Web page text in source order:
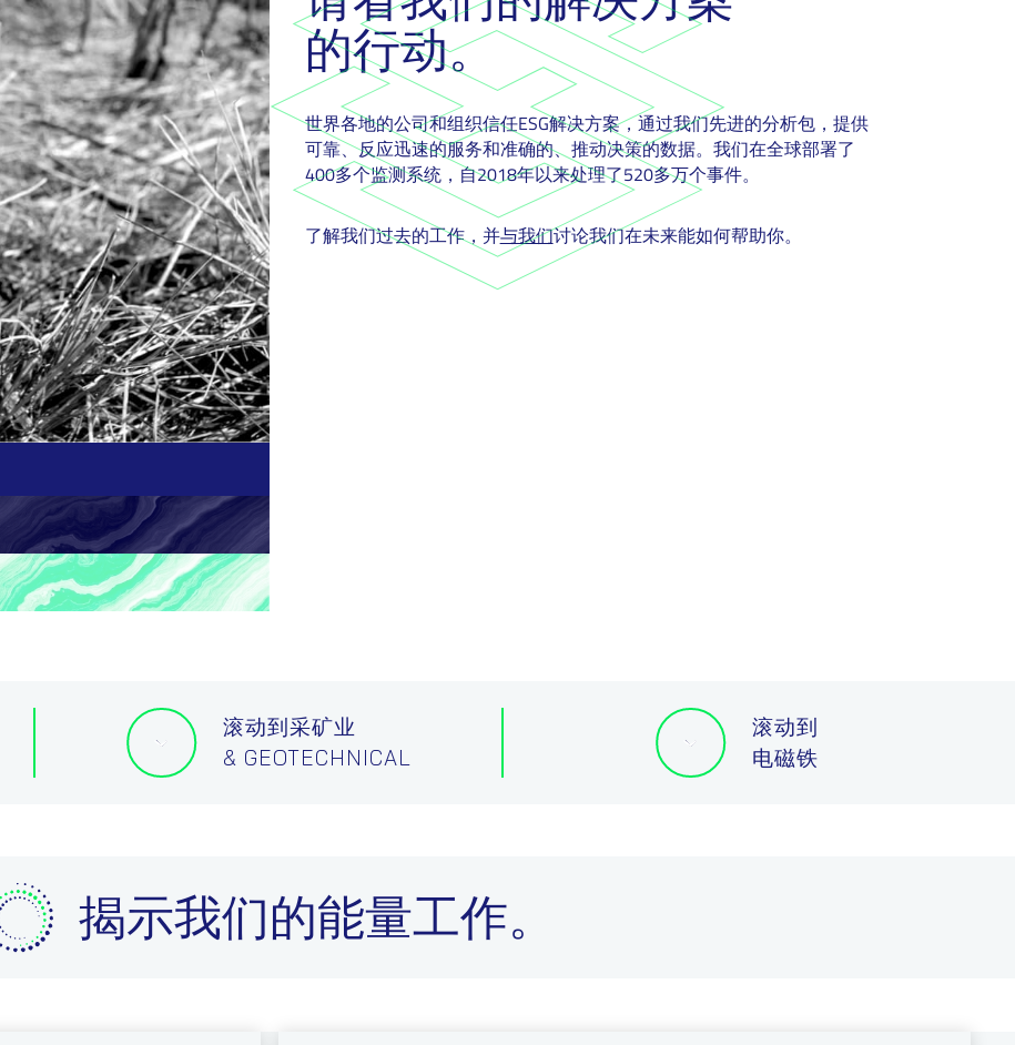
的行动。
世界各地的公司和组织信任ESG解决方案，通过我们先进的分析包，提供
可靠、反应迅速的服务和准确的、推动决策的数据。我们在全球部署了
400多个监测系统，自2018年以来处理了520多万个事件。
了解我们过去的工作，并与我们讨论我们在未来能如何帮助你。
滚动到采矿业
& GEOTECHNICAL
滚动到
电磁铁
揭示我们的能量工作。